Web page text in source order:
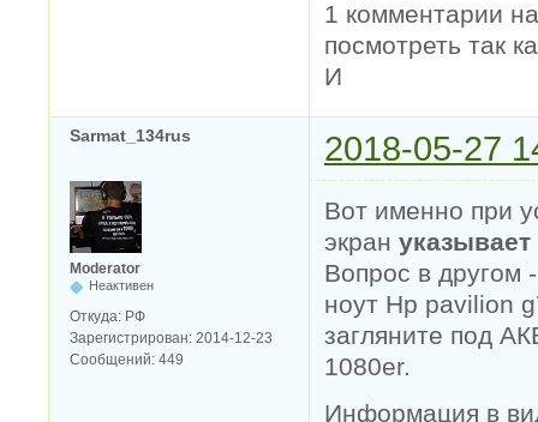
1 комментарии
посмотреть так
И
Sarmat_134rus 2018-05-27
Moderator
Неактивен
Откуда: РФ
Зарегистрирован: 2014-12-23
Сообщений: 449
Вот именно при
экран
Вопрос в другом
ноут Hp pavilion
загляните под
1080er.
Информация в